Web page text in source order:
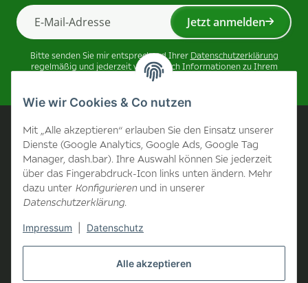
Alle akzeptieren
Wie wir Cookies & Co nutzen
Mit „Alle akzeptieren“ erlauben Sie den Einsatz unserer
Dienste (Google Analytics, Google Ads, Google Tag
Manager, dash.bar). Ihre Auswahl können Sie jederzeit
über das Fingerabdruck-Icon links unten ändern. Mehr
dazu unter Konfigurieren und in unserer
Datenschutzerklärung.
Impressum Datenschutz
Jetzt anmelden
Bitte senden Sie mir entsprechend Ihrer Datenschutzerklärung
regelmäßig und jederzeit widerruflich Informationen zu Ihrem
Produktsortiment per E-Mail zu.
Unternehmen
Kontakt
Unternehmen
B2B Bereich